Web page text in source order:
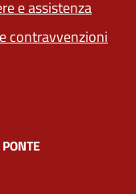
e assistenza
contravvenzioni